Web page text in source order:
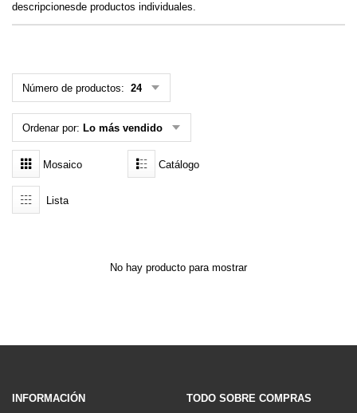
Menú cliente
Iniciar sesión
Olvidé mi contraseña
descripcionesde productos individuales.
Número de productos: 24
Ordenar por: Lo más vendido
Mosaico Catálogo
Lista
No hay producto para mostrar
INFORMACIÓN TODO SOBRE COMPRAS